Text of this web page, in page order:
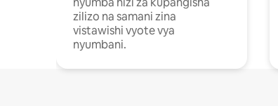
zilizo na samani zina
vistawishi vyote vya
nyumbani.